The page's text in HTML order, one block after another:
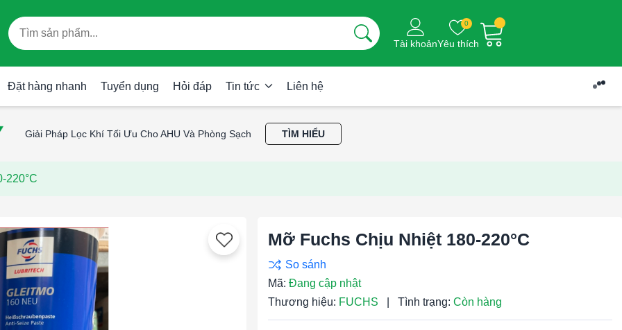
Tài khoản
0
Yêu thích
Đặt hàng nhanh Tuyển dụng Hỏi đáp Tin tức Liên hệ
Giải Pháp Lọc Khí Tối Ưu Cho AHU Và Phòng Sạch TÌM HIỂU
220°C
Mỡ Fuchs Chịu Nhiệt 180-220°C
Mã:Đang cập nhật
Thương hiệu: FUCHS Tình trạng: Còn hàng